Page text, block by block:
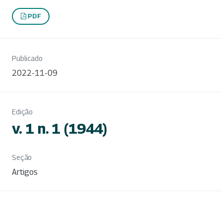
PDF
Publicado
2022-11-09
Edição
v. 1 n. 1 (1944)
Seção
Artigos